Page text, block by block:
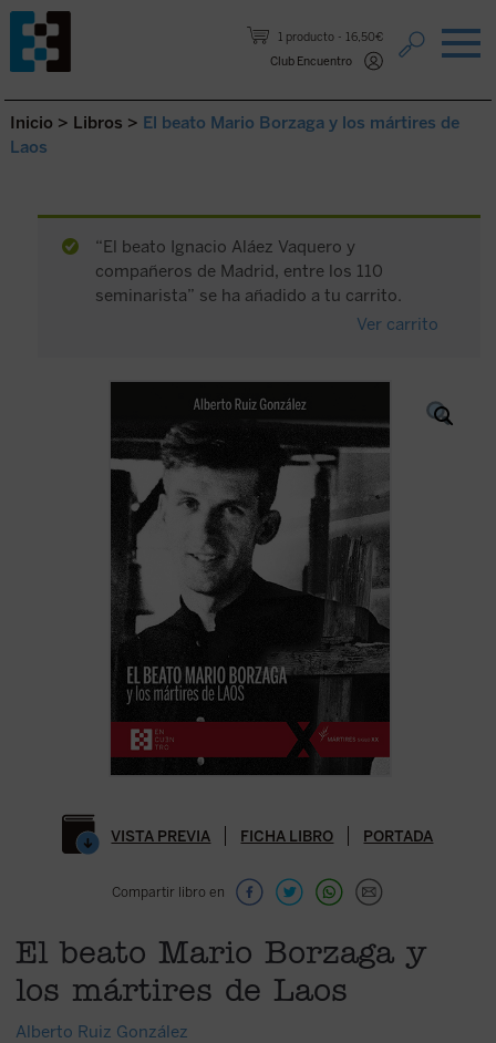
1 producto
16,50€
Club Encuentro
Saltar al contenido.
Inicio > Libros > El beato Mario Borzaga y los mártires de
Laos
“El beato Ignacio Aláez Vaquero y
compañeros de Madrid, entre los 110
seminarista” se ha añadido a tu carrito.
Ver carrito
VISTA PREVIA FICHA LIBRO PORTADA
Compartir libro en
El beato Mario Borzaga y
los mártires de Laos
Alberto Ruiz González